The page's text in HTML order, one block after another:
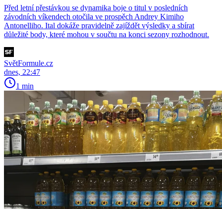
Před letní přestávkou se dynamika boje o titul v posledních
závodních víkendech otočila ve prospěch Andrey Kimiho
Antonelliho. Ital dokáže pravidelně zajíždět výsledky a sbírat
důležité body, které mohou v součtu na konci sezony rozhodnout.
SvětFormule.cz
dnes, 22:47
1 min